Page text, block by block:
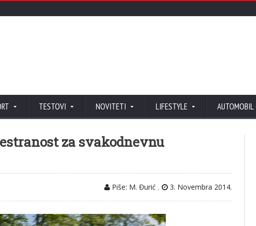
TESTOVI NOVITETI LIFESTYLE AUTOMOBIL
za svakodnevnu
Piše: M. Đurić , 3. Novembra 2014.